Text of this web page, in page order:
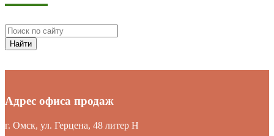
Найти
Адрес офиса продаж
г. Омск, ул. Герцена, 48 литер Н